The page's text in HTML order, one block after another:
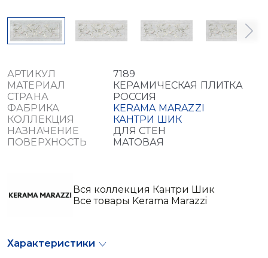
АРТИКУЛ
7189
МАТЕРИАЛ
КЕРАМИЧЕСКАЯ ПЛИТКА
СТРАНА
РОССИЯ
ФАБРИКА
KERAMA MARAZZI
КОЛЛЕКЦИЯ
КАНТРИ ШИК
НАЗНАЧЕНИЕ
ДЛЯ СТЕН
ПОВЕРХНОСТЬ
МАТОВАЯ
Вся коллекция Кантри Шик
Все товары Kerama Marazzi
Характеристики